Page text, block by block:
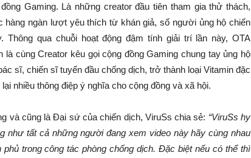
Gaming. Là những creator đầu tiên tham gia thử thách,
hàng ngàn lượt yêu thích từ khán giả, số người ủng hộ chiến
Thông qua chuỗi hoạt động đậm tính giải trí lần này, OTA
cùng Creator kêu gọi cộng đồng Gaming chung tay ủng hộ
sĩ, chiến sĩ tuyến đầu chống dịch, trở thành loại Vitamin đặc
nhiều thông điệp ý nghĩa cho cộng đồng và xã hội.
và cũng là Đại sứ của chiến dịch, ViruSs chia sẻ: “ViruSs hy
như tất cả những người đang xem video này hãy cùng nhau
trong công tác phòng chống dịch. Đặc biệt nếu có thể thì